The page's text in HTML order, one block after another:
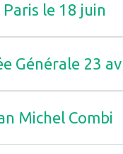
le 18 juin
Générale 23
Michel Combi